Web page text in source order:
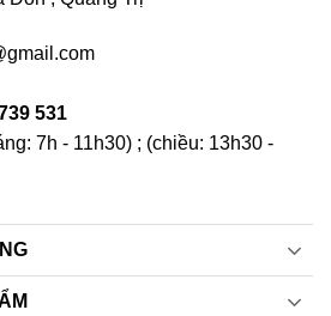
531
7h - 11h30) ; (chiều: 13h30 -